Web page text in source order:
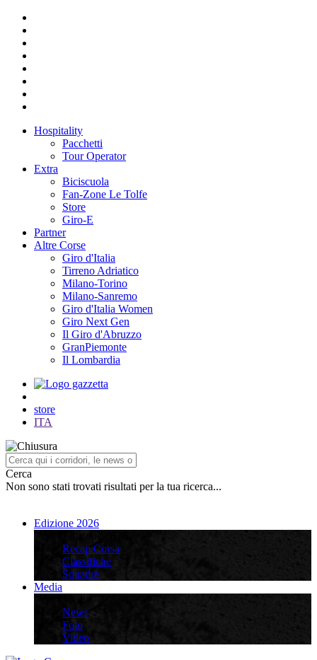
Hospitality
Pacchetti
Tour Operator
Extra
Biciscuola
Fan-Zone Le Tolfe
Store
Giro-E
Partner
Altre Corse
Giro d'Italia
Tirreno Adriatico
Milano-Torino
Milano-Sanremo
Giro d'Italia Women
Giro Next Gen
Il Giro d'Abruzzo
GranPiemonte
Il Lombardia
store
ITA
Cerca
Non sono stati trovati risultati per la tua ricerca...
Edizione 2026
Recap Corsa
Classifiche
Squadre
Media
News
Foto
Video